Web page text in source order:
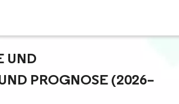
M
PROGNOSE (2026–2